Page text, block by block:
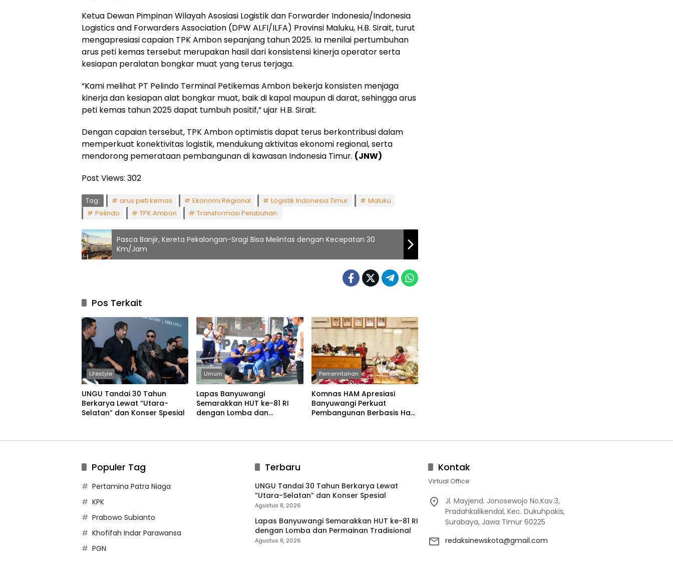
Ketua Dewan Pimpinan Wilayah Asosiasi Logistik dan Forwarder Indonesia/Indonesia
Logistics and Forwarders Association (DPW ALFI/ILFA) Provinsi Maluku, H.B. Sirait, turut
mengapresiasi capaian TPK Ambon sepanjang tahun 2025. Ia menilai pertumbuhan
arus peti kemas tersebut merupakan hasil dari konsistensi kinerja operator serta
kesiapan peralatan bongkar muat yang terus terjaga.
“Kami melihat PT Pelindo Terminal Petikemas Ambon bekerja konsisten menjaga
kinerja dan kesiapan alat bongkar muat, baik di kapal maupun di darat, sehingga arus
peti kemas tahun 2025 dapat tumbuh positif,” ujar H.B. Sirait.
Dengan capaian tersebut, TPK Ambon optimistis dapat terus berkontribusi dalam
memperkuat konektivitas logistik, mendukung aktivitas ekonomi regional, serta
mendorong pemerataan pembangunan di kawasan Indonesia Timur. (JNW)
Post Views: 302
Tag: arus peti kemas Ekonomi Regional Logistik Indonesia Timur
Maluku
Pelindo
TPK Ambon Transformasi Pelabuhan.
Pasca Banjir, Kereta Pekalongan-Sragi Bisa Melintas dengan Kecepatan 30
Km/Jam
Pos Terkait
Lifestyle
UNGU Tandai 30 Tahun
Berkarya Lewat “Utara-
Selatan” dan Konser Spesial
Umum
Lapas Banyuwangi
Semarakkan HUT ke-81 RI
dengan Lomba dan
Pemerintahan
Komnas HAM Apresiasi
Banyuwangi Perkuat
Pembangunan Berbasis Hak
Populer Tag
Pertamina Patra Niaga
KPK
Prabowo Subianto
Khofifah Indar Parawansa
PGN
Terbaru
UNGU Tandai 30 Tahun Berkarya Lewat
“Utara-Selatan” dan Konser Spesial
Agustus 8, 2026
Lapas Banyuwangi Semarakkan HUT ke-81 RI
dengan Lomba dan Permainan Tradisional
Agustus 8, 2026
Kontak
Virtual Office
Jl. Mayjend. Jonosewojo No.Kav.3,
Pradahkalikendal, Kec. Dukuhpakis,
Surabaya, Jawa Timur 60225
redaksinewskota@gmail.com